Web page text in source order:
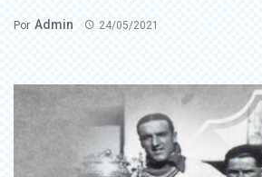
Por Admin 24/05/2021